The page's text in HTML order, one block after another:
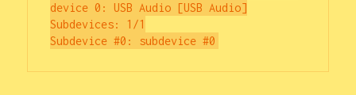
device 0: USB Audio [USB Audio]
Subdevices: 1/1